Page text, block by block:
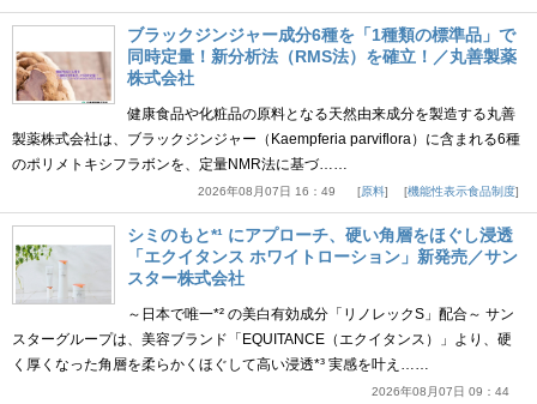
ブラックジンジャー成分6種を「1種類の標準品」で
同時定量！新分析法（RMS法）を確立！／丸善製薬
株式会社
健康食品や化粧品の原料となる天然由来成分を製造する丸善
製薬株式会社は、ブラックジンジャー（Kaempferia parviflora）に含まれる6種
のポリメトキシフラボンを、定量NMR法に基づ……
2026年08月07日 16：49 原料 機能性表示食品制度
シミのもと*¹ にアプローチ、硬い角層をほぐし浸透
「エクイタンス ホワイトローション」新発売／サン
スター株式会社
～日本で唯一*² の美白有効成分「リノレックS」配合～ サン
スターグループは、美容ブランド「EQUITANCE（エクイタンス）」より、硬
く厚くなった角層を柔らかくほぐして高い浸透*³ 実感を叶え……
2026年08月07日 09：44